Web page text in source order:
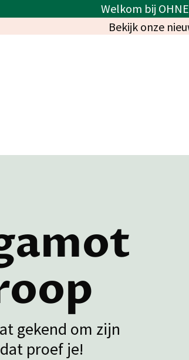
Welkom bij
Bekijk onze
gekend om zijn
proef je!